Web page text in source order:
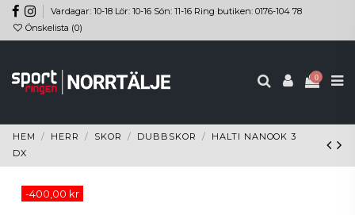
Vardagar: 10-18 Lör: 10-16 Sön: 11-16 Ring butiken: 0176-104 78
Önskelista (0)
0
HEM HERR SKOR DUBBSKOR
HALTI NANOOK 3
DX
-400,00 kr